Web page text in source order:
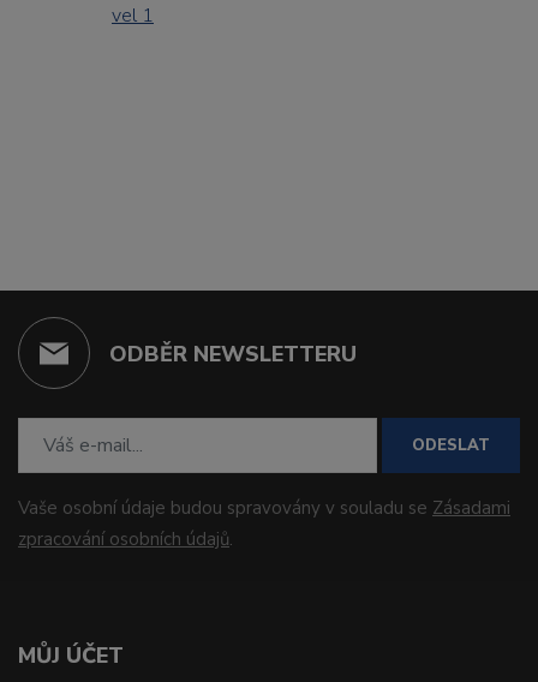
vel 1
ODBĚR NEWSLETTERU
ODESLAT
Vaše osobní údaje budou spravovány v souladu se Zásadami
zpracování osobních údajů.
MŮJ ÚČET